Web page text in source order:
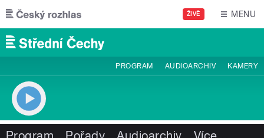
Přejít k hlavnímu obsahu
ŽIVĚ MENU
PROGRAM AUDIOARCHIV KAMERY